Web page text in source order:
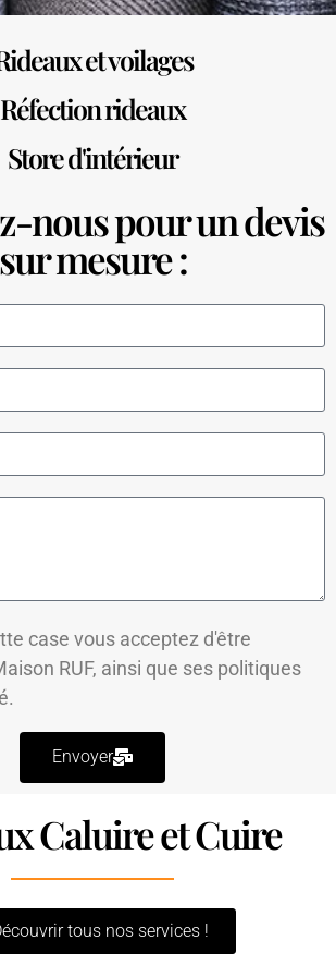
et voilages
Réfection rideaux
Store d'intérieur
nous pour un devis
sur mesure :
case vous acceptez d'être
RUF, ainsi que ses politiques
Envoyer
Caluire et Cuire
tous nos services !